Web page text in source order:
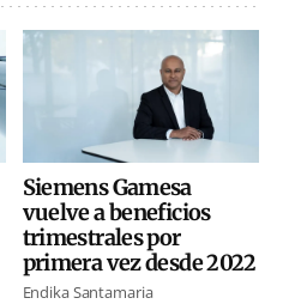
Siemens Gamesa
vuelve a beneficios
trimestrales por
primera vez desde 2022
Endika Santamaria